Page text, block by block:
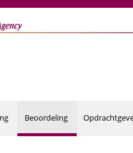
Beoordeling